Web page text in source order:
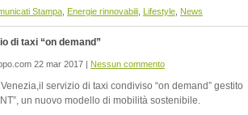
Stampa Energie rinnovabili Lifestyle News
di taxi “on demand”
22 mar 2017 | Nessun commento
servizio di taxi condiviso “on demand” gestito
un nuovo modello di mobilità sostenibile.